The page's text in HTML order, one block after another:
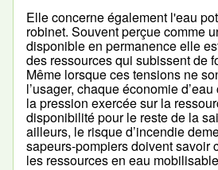
Elle concerne également l'eau
robinet. Souvent perçue comme
disponible en permanence elle
des ressources qui subissent de
Même lorsque ces tensions ne
l’usager, chaque économie
la pression exercée sur la
disponibilité pour le reste de la
ailleurs, le risque d’incendie
sapeurs-pompiers doivent savoir
les ressources en eau